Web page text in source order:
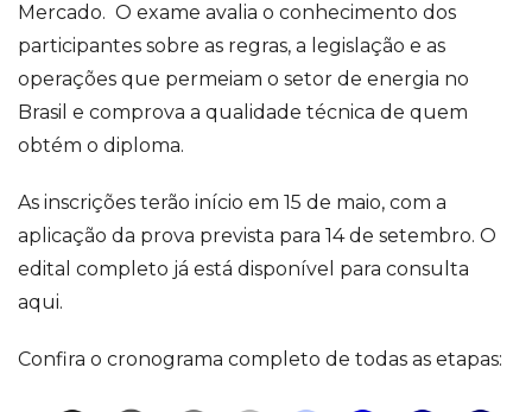
Mercado. O exame avalia o conhecimento dos
participantes sobre as regras, a legislação e as
operações que permeiam o setor de energia no
Brasil e comprova a qualidade técnica de quem
obtém o diploma.
As inscrições terão início em 15 de maio, com a
aplicação da prova prevista para 14 de setembro. O
edital completo já está disponível para consulta
aqui.
Confira o cronograma completo de todas as etapas: